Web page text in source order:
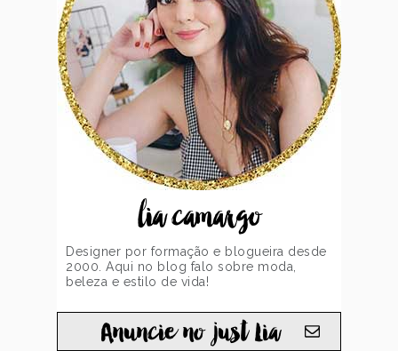
lia camargo
Designer por formação e blogueira desde
2000. Aqui no blog falo sobre moda,
beleza e estilo de vida!
Anuncie no just Lia